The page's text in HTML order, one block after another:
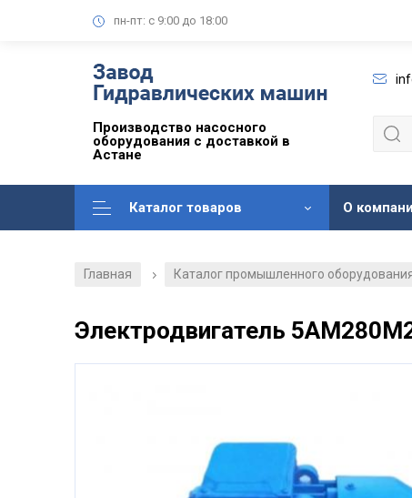
пн-пт: с 9:00 до 18:00
Производство насосного
оборудования с доставкой в
Астане
Каталог товаров О
Главная / Каталог промышленного
Электродвигатель